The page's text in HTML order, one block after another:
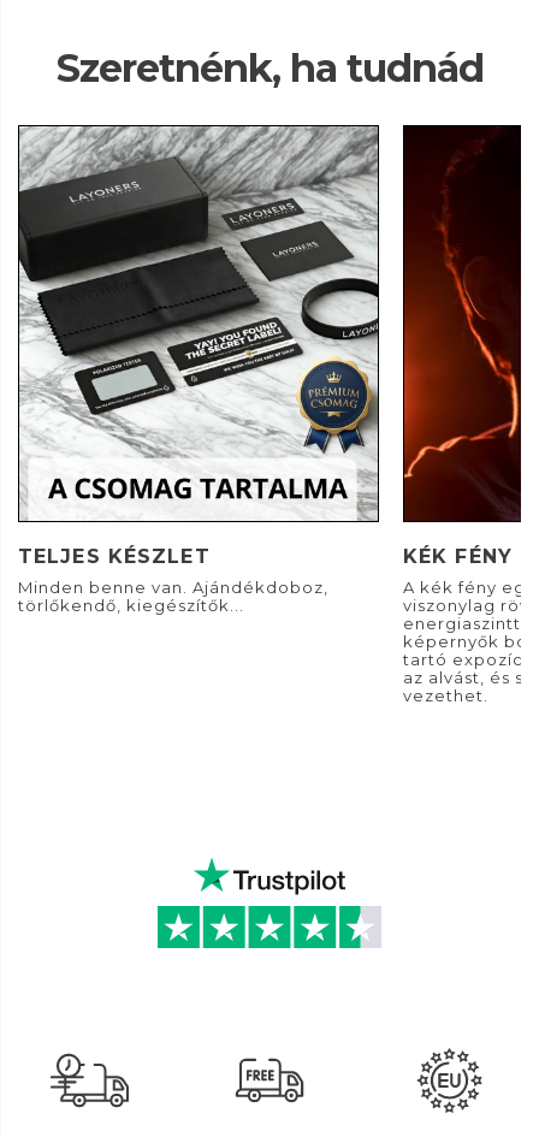
Szeretnénk, ha tudnád
TELJES KÉSZLET
Minden benne van. Ajándékdoboz,
törlőkendő, kiegészítők...
KÉK FÉNY
A kék fény
viszonylag
képernyők
tartó
az alvást, és
vezethet.